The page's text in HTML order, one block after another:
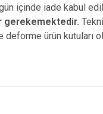
içinde iade kabul
gerekemektedir.
deforme ürün kutuları